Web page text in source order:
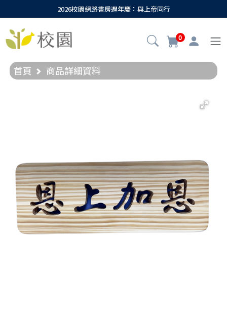
2026校園網路書房週年慶：與上帝同行
0
首頁 商品詳細資料